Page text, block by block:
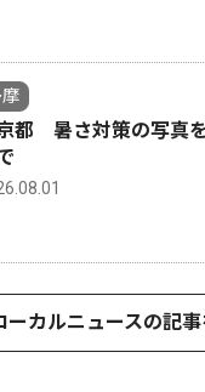
都 暑さ対策の写真
ーカルニュースの記